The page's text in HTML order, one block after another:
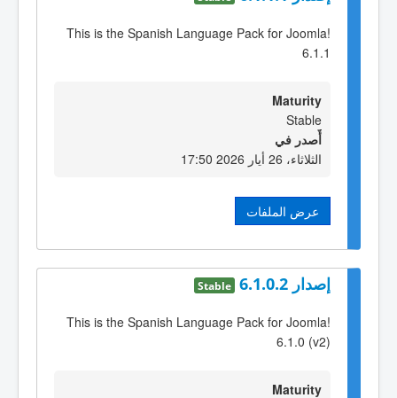
This is the Spanish Language Pack for Joomla!
6.1.1
Maturity
Stable
أٌصدر في
الثلاثاء، 26 أيار 2026 17:50
عرض الملفات
إصدار 6.1.0.2 Stable
This is the Spanish Language Pack for Joomla!
6.1.0 (v2)
Maturity